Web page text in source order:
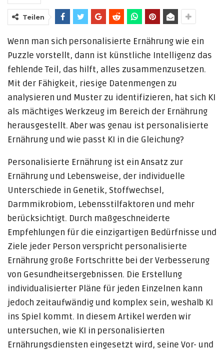
Teilen
Wenn man sich personalisierte Ernährung wie ein
Puzzle vorstellt, dann ist künstliche Intelligenz das
fehlende Teil, das hilft, alles zusammenzusetzen.
Mit der Fähigkeit, riesige Datenmengen zu
analysieren und Muster zu identifizieren, hat sich KI
als mächtiges Werkzeug im Bereich der Ernährung
herausgestellt. Aber was genau ist personalisierte
Ernährung und wie passt KI in die Gleichung?
Personalisierte Ernährung ist ein Ansatz zur
Ernährung und Lebensweise, der individuelle
Unterschiede in Genetik, Stoffwechsel,
Darmmikrobiom, Lebensstilfaktoren und mehr
berücksichtigt. Durch maßgeschneiderte
Empfehlungen für die einzigartigen Bedürfnisse und
Ziele jeder Person verspricht personalisierte
Ernährung große Fortschritte bei der Verbesserung
von Gesundheitsergebnissen. Die Erstellung
individualisierter Pläne für jeden Einzelnen kann
jedoch zeitaufwändig und komplex sein, weshalb KI
ins Spiel kommt. In diesem Artikel werden wir
untersuchen, wie KI in personalisierten
Ernährungsdiensten eingesetzt wird, seine Vor- und